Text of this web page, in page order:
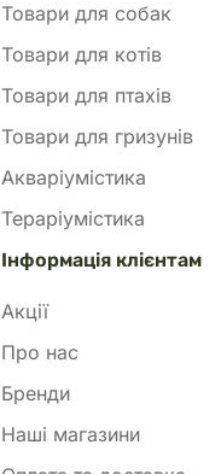
Товари для собак
Товари для котів
Товари для птахів
Товари для гризунів
Акваріумістика
Тераріумістика
Інформація клієнтам
Акції
Про нас
Бренди
Наші магазини